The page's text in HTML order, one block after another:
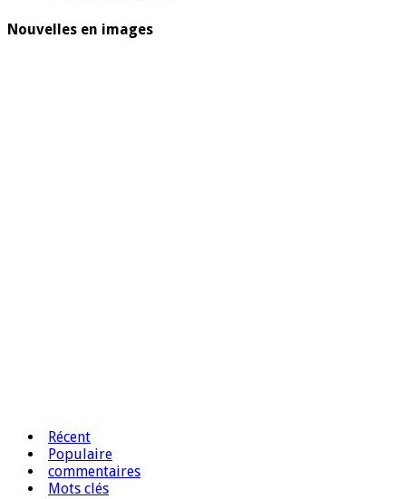
Nouvelles en images
Récent
Populaire
commentaires
Mots clés